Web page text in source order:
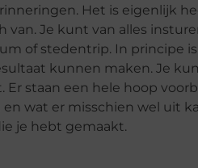
Het is eigenlijk
van. Je kunt van alles
of stedentrip. In principe
kunnen maken. Je
staan een hele hoop
wat er misschien wel uit
je hebt gemaakt.